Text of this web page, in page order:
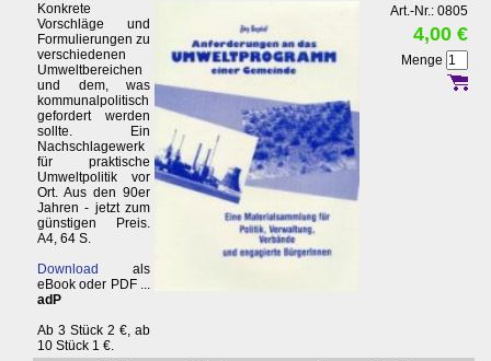
Konkrete
Vorschläge und
Formulierungen zu
verschiedenen
Umweltbereichen
und dem, was
kommunalpolitisch
gefordert werden
sollte. Ein
Nachschlagewerk
für praktische
Umweltpolitik vor
Ort. Aus den 90er
Jahren - jetzt zum
günstigen Preis.
A4, 64 S.
Download
als
eBook oder PDF ...
adP
Ab 3 Stück 2 €, ab
10 Stück 1 €.
Art.-Nr.: 0805
4,00 €
Menge